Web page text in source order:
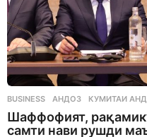
BUSINESS АНДОЗ ,КУМИТАИ
Шаффофият,
самти нави рушди